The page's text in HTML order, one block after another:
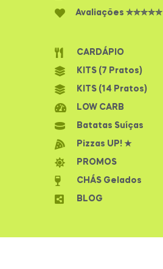
Avaliações ✮✮✮✮✮
CARDÁPIO
KITS (7 Pratos)
KITS (14 Pratos)
LOW CARB
Batatas Suíças
Pizzas UP! ★
PROMOS
CHÁS Gelados
BLOG